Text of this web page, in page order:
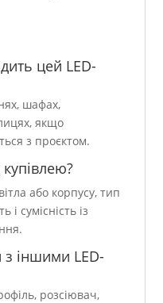
цей LED-
шафах,
якщо
з проєктом.
або корпусу, тип
і сумісність із
іншими LED-
розсіювач,